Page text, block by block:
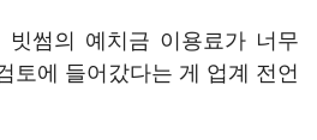
빗썸의 예치금 이용료가 너무
토에 들어갔다는 게 업계 전언